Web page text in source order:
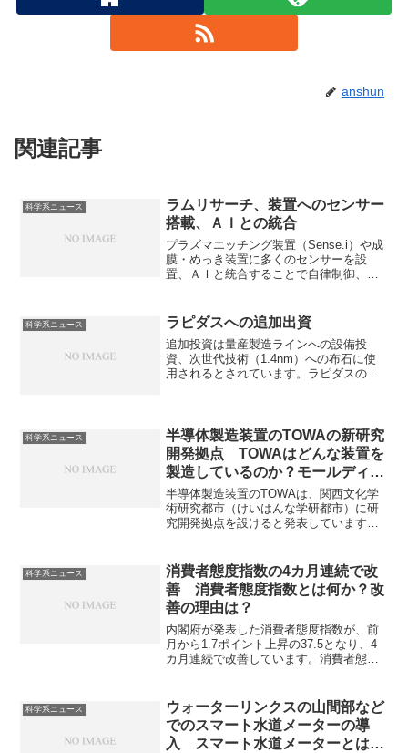
anshun
関連記事
科学系ニュース
ラムリサーチ、装置へのセンサー
搭載、ＡＩとの統合
プラズマエッチング装置（Sense.i）や成
膜・めっき装置に多くのセンサーを設
置、ＡＩと統合することで自律制御、仮
実現を目指しています。どのようなセン
サーを使用するのか知ることができま
す。
科学系ニュース ラピダスへの追加出資
追加投資は量産製造ラインへの設備投
資、次世代技術（1.4nm）への布石に使
用されるとされています。ラピダスの
科学系ニュース
半導体製造装置のTOWAの新研究
開発拠点 TOWAはどんな装置を
製造しているのか？モールディン
グ装置とは何か？
半導体製造装置のTOWAは、関西文化学
術研究都市（けいはんな学研都市）に研
究開発拠点を設けると発表しています。
ン方式とは何かを知ることができます。
科学系ニュース
消費者態度指数の4カ月連続で改
善 消費者態度指数とは何か？改
善の理由は？
内閣府が発表した消費者態度指数が、前
月から1.7ポイント上昇の37.5となり、4
カ月連続で改善しています。消費者態度
た指標です。改善の理由や実際の消費と
の乖離について知ることができます。
科学系ニュース
ウォーターリンクスの山間部など
でのスマート水道メーターの導
入 スマート水道メーターとは何